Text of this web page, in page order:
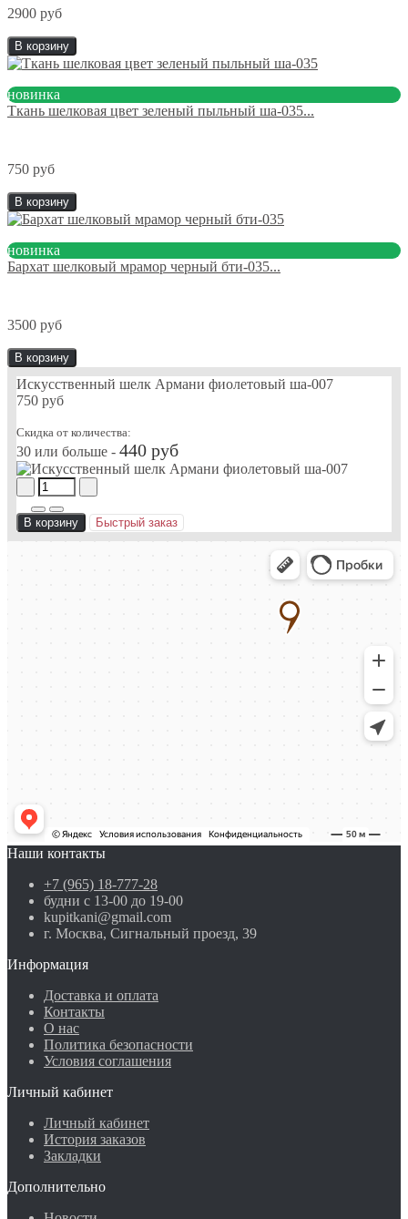
2900 руб
В корзину
новинка
Ткань шелковая цвет зеленый пыльный ша-035...
750 руб
В корзину
новинка
Бархат шелковый мрамор черный бти-035...
3500 руб
В корзину
Искусственный шелк Армани фиолетовый ша-007
750 руб
Скидка от количества:
30 или больше - 440 руб
В корзину Быстрый заказ
Наши контакты
+7 (965) 18-777-28
будни с 13-00 до 19-00
kupitkani@gmail.com
г. Москва, Сигнальный проезд, 39
Информация
Доставка и оплата
Контакты
О нас
Политика безопасности
Условия соглашения
Личный кабинет
Личный кабинет
История заказов
Закладки
Дополнительно